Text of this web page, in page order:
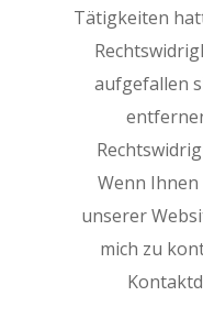
Tätigkeiten
aufgefallen
Wenn
unserer
mich zu